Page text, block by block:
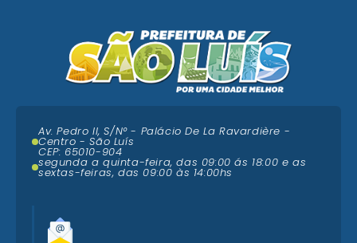
Av. Pedro II, S/N° - Palácio De La Ravardière -
Centro - São Luís
CEP: 65010-904
segunda a quinta-feira, das 09:00 ás 18:00 e as
sextas-feiras, das 09:00 às 14:00hs